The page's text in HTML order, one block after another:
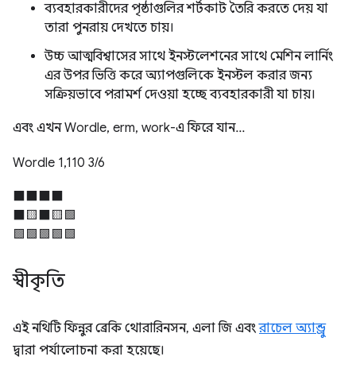
ব্যবহারকারীদের পৃষ্ঠাগুলির শর্টকাট তৈরি করতে দেয় যা
তারা পুনরায় দেখতে চায়।
উচ্চ আত্মবিশ্বাসের সাথে ইনস্টলেশনের সাথে মেশিন লার্নিং
এর উপর ভিত্তি করে অ্যাপগুলিকে ইনস্টল করার জন্য
সক্রিয়ভাবে পরামর্শ দেওয়া হচ্ছে ব্যবহারকারী যা চায়।
এবং এখন Wordle, erm, work-এ ফিরে যান...
Wordle 1,110 3/6
⬛⬛⬛⬛
⬛🟨⬛🟨🟩
🟩🟩🟩🟩🟩
স্বীকৃতি
এই নথিটি ফিন্নুর ব্রেকি থোরারিনসন, এলা জি এবংরাচেল অ্যান্ড্রু
দ্বারা পর্যালোচনা করা হয়েছে।